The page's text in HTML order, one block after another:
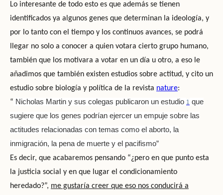
Lo interesante de todo esto es que además se tienen
identificados ya algunos genes que determinan la ideología, y
por lo tanto con el tiempo y los continuos avances, se podrá
llegar no solo a conocer a quien votara cierto grupo humano,
también que los motivara a votar en un día u otro, a eso le
añadimos que también existen estudios sobre actitud, y cito un
estudio sobre biología y política de la revista nature:
“ Nicholas Martin y sus colegas publicaron un estudio 1 que
sugiere que los genes podrían ejercer un empuje sobre las
actitudes relacionadas con temas como el aborto, la
inmigración, la pena de muerte y el pacifismo”
Es decir, que acabaremos pensando “¿pero en que punto esta
la justicia social y en que lugar el condicionamiento
heredado?”, me gustaría creer que eso nos conducirá a